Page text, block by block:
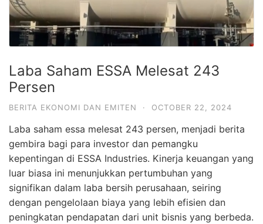
Laba Saham ESSA Melesat 243
Persen
BERITA EKONOMI DAN EMITEN · OCTOBER 22, 2024
Laba saham essa melesat 243 persen, menjadi berita
gembira bagi para investor dan pemangku
kepentingan di ESSA Industries. Kinerja keuangan yang
luar biasa ini menunjukkan pertumbuhan yang
signifikan dalam laba bersih perusahaan, seiring
dengan pengelolaan biaya yang lebih efisien dan
peningkatan pendapatan dari unit bisnis yang berbeda.